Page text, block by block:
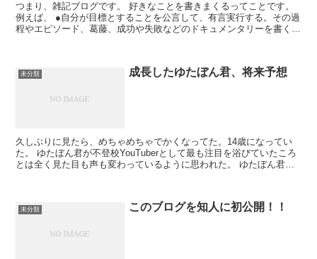
つまり、雑記ブログです。 好きなことを書きまくるってことです。
例えば、 ●自分が目標とすることを公言して、有言実行する。その過
程やエピソード、葛藤、成功や失敗などのドキュメンタリーを書く。
未分類 成長したゆたぼん君、将来予想
久しぶりに見たら、めちゃめちゃでかくなってた。14歳になってい
た。 ゆたぼん君が不登校YouTuberとして最も注目を浴びていたころ
とは全く見た目も声も変わっているように思われた。 ゆたぼん君の
未分類 このブログを知人に初公開！！